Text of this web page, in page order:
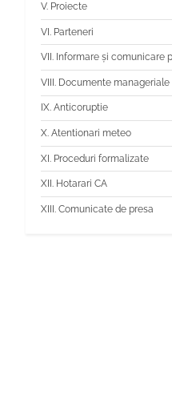
V. Proiecte
VI. Parteneri
VII. Informare și comunicare
VIII. Documente manageriale
IX. Anticoruptie
X. Atentionari meteo
XI. Proceduri formalizate
XII. Hotarari CA
XIII. Comunicate de presa